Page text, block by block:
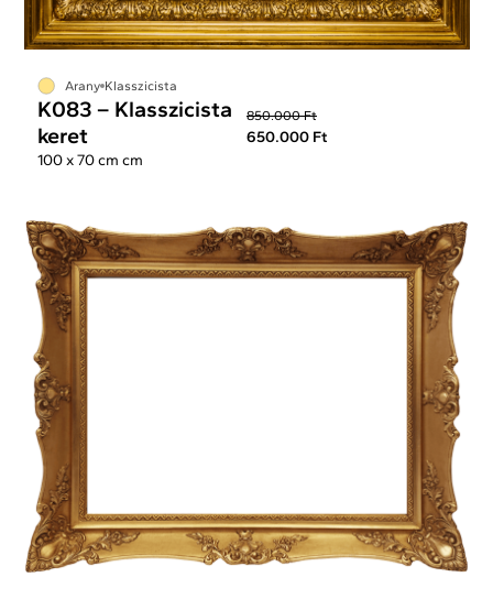
Arany Klasszicista
K083 – Klasszicista
keret
850.000 Ft
650.000 Ft
100 x 70 cm cm